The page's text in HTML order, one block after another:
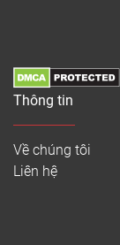
Thông tin
Về chúng tôi
Liên hệ